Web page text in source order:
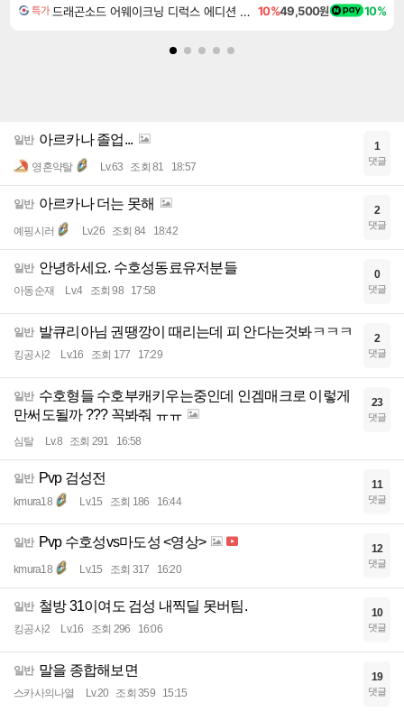
특가 드래곤소드 어웨이크닝 디럭스 에디션 DragonSword Awakening Deluxe Edition 10%49,500원 10%
일반 아르카나 졸업...
영혼약탈 Lv.63 조회 81 18:57
1
댓글
일반 아르카나 더는 못해
예핑시러 Lv.26 조회 84 18:42
2
댓글
일반 안녕하세요. 수호성동료유저분들
아동순재 Lv.4 조회 98 17:58
0
댓글
일반 발큐리아님 권땡깡이 때리는데 피 안다는것봐ㅋㅋㅋ
킹공사2 Lv.16 조회 177 17:29
2
댓글
일반 수호형들 수호부캐키우는중인데 인겜매크로 이렇게
만써도될까 ??? 꼭봐줘 ㅠㅠ
심탈 Lv.8 조회 291 16:58
23
댓글
일반 Pvp 검성전
kmura18 Lv.15 조회 186 16:44
11
댓글
일반 Pvp 수호성vs마도성 <영상>
kmura18 Lv.15 조회 317 16:20
12
댓글
일반 철방 31이여도 검성 내찍딜 못버팀.
킹공사2 Lv.16 조회 296 16:06
10
댓글
일반 말을 종합해보면
스카사의나열 Lv.20 조회 359 15:15
19
댓글